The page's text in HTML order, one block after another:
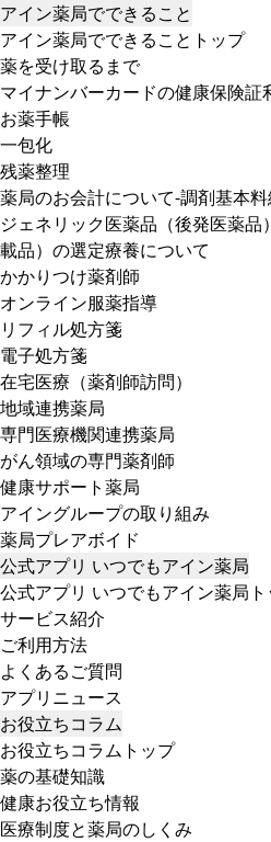
アイン薬局でできること
アイン薬局でできることトップ
薬を受け取るまで
マイナンバーカードの健康保険証
お薬手帳
一包化
残薬整理
薬局のお会計について-調剤基本
ジェネリック医薬品（後発医薬
載品）の選定療養について
かかりつけ薬剤師
オンライン服薬指導
リフィル処方箋
電子処方箋
在宅医療（薬剤師訪問）
地域連携薬局
専門医療機関連携薬局
がん領域の専門薬剤師
健康サポート薬局
アイングループの取り組み
薬局プレアボイド
公式アプリ いつでもアイン薬局
公式アプリ いつでもアイン薬局
サービス紹介
ご利用方法
よくあるご質問
アプリニュース
お役立ちコラム
お役立ちコラムトップ
薬の基礎知識
健康お役立ち情報
医療制度と薬局のしくみ